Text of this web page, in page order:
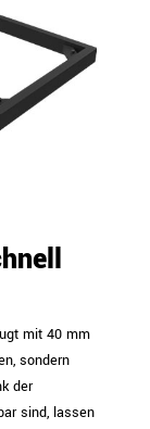
mit 40 mm
sondern
der
sind, lassen